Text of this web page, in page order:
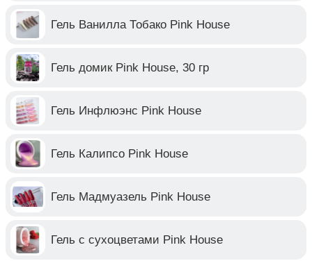
Гель Ванилла Тобако Pink House
Гель домик Pink House, 30 гр
Гель Инфлюэнс Pink House
Гель Калипсо Pink House
Гель Мадмуазель Pink House
Гель с сухоцветами Pink House